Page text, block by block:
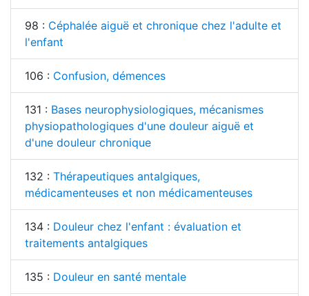
98 : Céphalée aiguë et chronique chez l'adulte et
l'enfant
106 : Confusion, démences
131 : Bases neurophysiologiques, mécanismes
physiopathologiques d'une douleur aiguë et
d'une douleur chronique
132 : Thérapeutiques antalgiques,
médicamenteuses et non médicamenteuses
134 : Douleur chez l'enfant : évaluation et
traitements antalgiques
135 : Douleur en santé mentale